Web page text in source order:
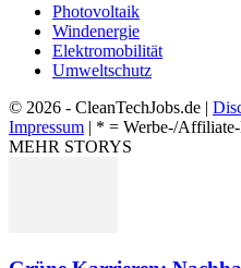
Photovoltaik
Windenergie
Elektromobilität
Umweltschutz
© 2026 - CleanTechJobs.de |
Impressum | * = Werbe-/
MEHR STORYS